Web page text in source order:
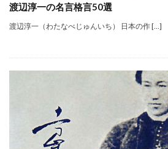
渡辺淳一の名言格言50選
渡辺淳一（わたなべじゅんいち） 日本の作 […]